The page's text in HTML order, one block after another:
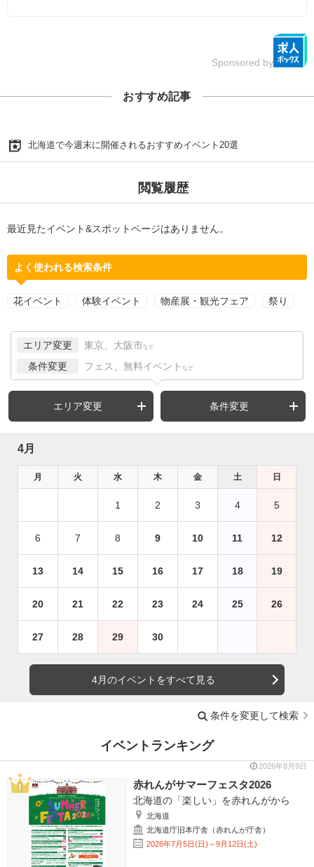
Sponsored by
おすすめ記事
北海道で今週末に開催されるおすすめイベント20選
閲覧履歴
最近見たイベント&スポットページはありません。
よく使われる検索条件
花イベント 体験イベント 物産展・観光フェア 祭り
エリア変更 東京、大阪市 など
条件変更 フェス、無料イベント など
エリア変更 条件変更
4月
月 火 水 木 金 土 日
1 2 3 4 5
6 7 8 9 10 11 12
13 14 15 16 17 18 19
20 21 22 23 24 25 26
27 28 29 30
4月のイベントをすべて見る
条件を変更して検索
イベントランキング
2026年8月9日
赤れんがサマーフェスタ2026
北海道の「楽しい」を赤れんがから
北海道
北海道庁旧本庁舎（赤れんが庁舎）
2026年7月5日(日)～9月12日(土)